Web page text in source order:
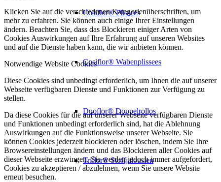
Cosiflor® Plissees
Cosiflor® Wabenplissees
Duoflor® Doppelrollos
Triflor® Stoffjalousien
Klicken Sie auf die verschiedenen Kategorienüberschriften, um
mehr zu erfahren. Sie können auch einige Ihrer Einstellungen
ändern. Beachten Sie, dass das Blockieren einiger Arten von
Cookies Auswirkungen auf Ihre Erfahrung auf unseren Websites
und auf die Dienste haben kann, die wir anbieten können.
Notwendige Website Cookies
Diese Cookies sind unbedingt erforderlich, um Ihnen die auf unserer
Webseite verfügbaren Dienste und Funktionen zur Verfügung zu
stellen.
Da diese Cookies für die auf unserer Webseite verfügbaren Dienste
und Funktionen unbedingt erforderlich sind, hat die Ablehnung
Auswirkungen auf die Funktionsweise unserer Webseite. Sie
können Cookies jederzeit blockieren oder löschen, indem Sie Ihre
Browsereinstellungen ändern und das Blockieren aller Cookies auf
dieser Webseite erzwingen. Sie werden jedoch immer aufgefordert,
Cookies zu akzeptieren / abzulehnen, wenn Sie unsere Website
erneut besuchen.